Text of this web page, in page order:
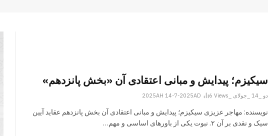
سیکیزم؛ پیدایش و مبانی اعتقادی آن «بخش پانزدهم»
دو _14 _جولای _2025AH 14-7-2025AD 6Views
نويسنده: مهاجر عزیزی سیکیزم؛ پیدایش و مبانی اعتقادی آن بخش پانزدهم عقاید آیین
سیک و نقدی بر آن ۲. نبوت یکی از باورهای اساسی و مهم…